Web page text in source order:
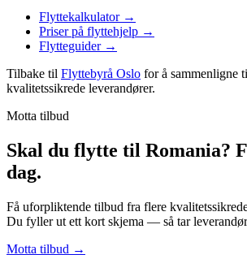
Flyttekalkulator→
Priser på flyttehjelp →
Flytteguider→
Tilbake til Flyttebyrå Oslo for å sammenligne
kvalitetssikrede leverandører.
Motta tilbud
Skal du flytte til Romania?
dag.
Få uforpliktende tilbud fra flere
Du fyller ut ett kort skjema — så tar
Motta tilbud →